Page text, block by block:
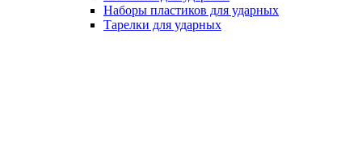
Наборы пластиков для ударных
Тарелки для ударных